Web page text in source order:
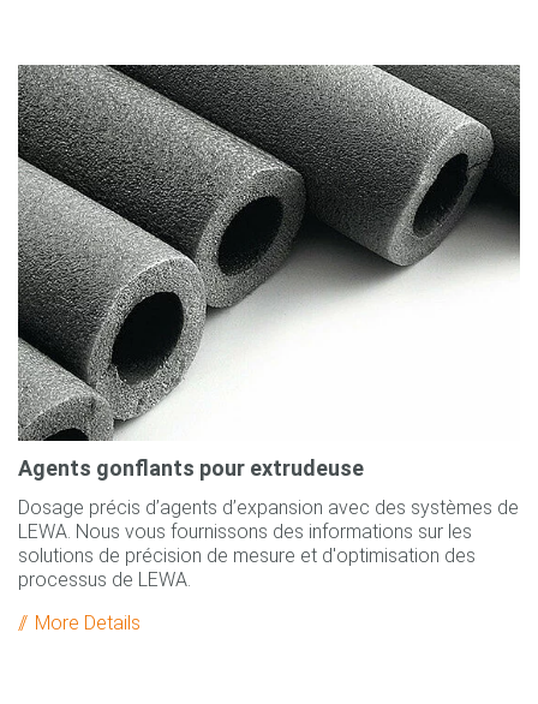
Agents gonflants pour extrudeuse
Dosage précis d’agents d’expansion avec des systèmes de
LEWA. Nous vous fournissons des informations sur les
solutions de précision de mesure et d'optimisation des
processus de LEWA.
More Details